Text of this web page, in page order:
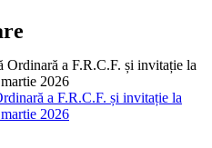
a F.R.C.F. și invitație la
2026